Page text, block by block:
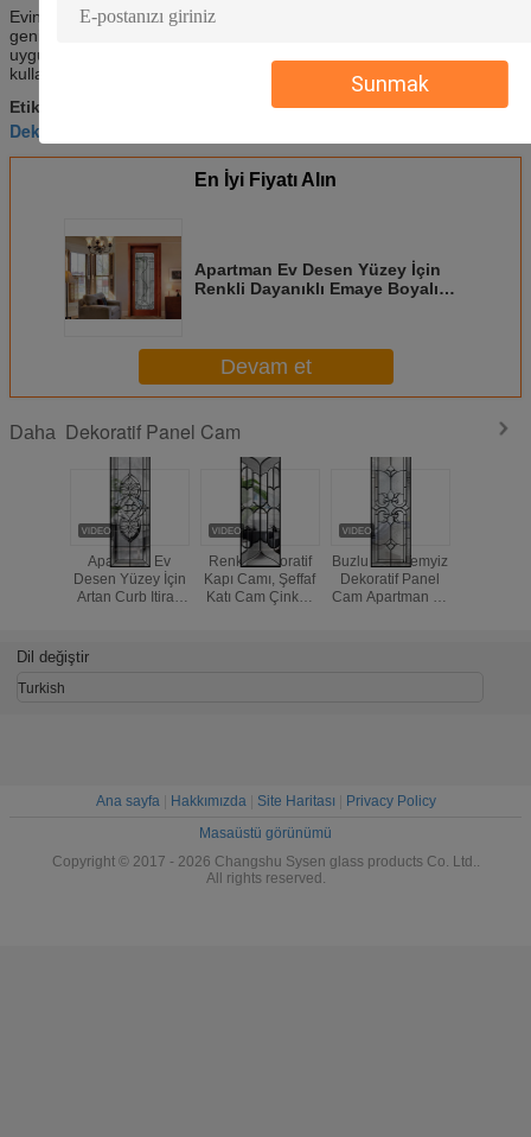
Sunmak
Evin sürme kapıları, normal kapıların giriş genişliğini iki kat artıran
geniş bir konfigürasyon ve renk seçenekleri ile her tasarım
uygulamasına uygundur.
kullanım için sağlamlık, mükemmel güvenlik ve dayanıklılık katar.
Etiketler:
,Mimari Cam Paneller,
Dekoratif Kapı Camı
En İyi Fiyatı Alın
Apartman Ev Desen Yüzey İçin
Renkli Dayanıklı Emaye Boyalı
Devam et
Daha Dekoratif Panel Cam
Apartman Ev
Desen Yüzey İçin
Artan Curb Itiraz
Renkli Dekoratif
Kapı Camı, Şeffaf
Katı Cam Çinko /
Buzlu cam Temyiz
Dekoratif Panel
Cam Apartman Ev
Dil değiştir
Turkish
Ana sayfa| Hakkımızda| Site Haritası
Privacy Policy
Masaüstü görünümü
Copyright © 2017 - 2026 Changshu Sysen glass products Co. Ltd..
All rights reserved.